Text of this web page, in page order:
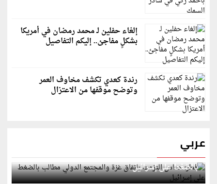
إلغاء حفلين لـ محمد رمضان في أمريكا
بشكلٍ مفاجئ.. إليكم التفاصيل
رندة كعدي تكشف مخاوف العمر
وتوضح موقفها من الاعتزال
عربي
قطر: حماس التزمت باتفاق غزة والمجتمع الدولي مطالب
بالضغط على إسرائيل